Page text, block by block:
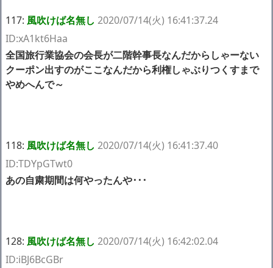
117: 風吹けば名無し 2020/07/14(火) 16:41:37.24
ID:xA1kt6Haa
全国旅行業協会の会長が二階幹事長なんだからしゃーない
クーポン出すのがここなんだから利権しゃぶりつくすまで
やめへんで～
118: 風吹けば名無し 2020/07/14(火) 16:41:37.40
ID:TDYpGTwt0
あの自粛期間は何やったんや･･･
128: 風吹けば名無し 2020/07/14(火) 16:42:02.04
ID:iBJ6BcGBr